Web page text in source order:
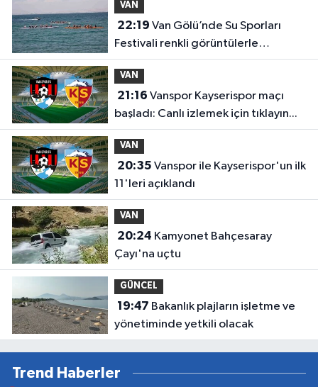
VAN
22:19
Festivali renkli görüntülerle
tamamlandı
VAN
21:16
başladı: Canlı izlemek için tıklayın...
VAN
20:35
11'leri açıklandı
VAN
20:24
Çayı'na uçtu
GÜNCEL
19:47
yönetiminde yetkili olacak
Trend Haberler